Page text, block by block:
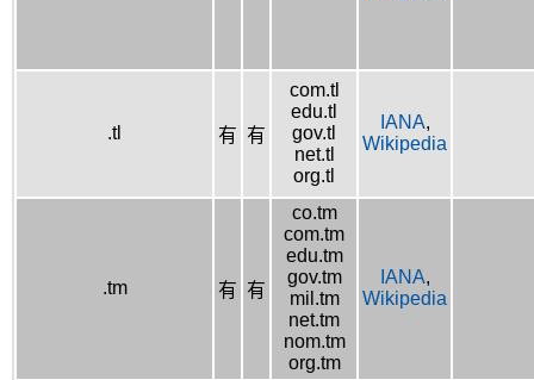
.tl 有 有
com.tl
edu.tl
gov.tl
net.tl
org.tl
IANA,
Wikipedia
.tm 有 有
co.tm
com.tm
edu.tm
gov.tm
mil.tm
net.tm
nom.tm
org.tm
IANA,
Wikipedia